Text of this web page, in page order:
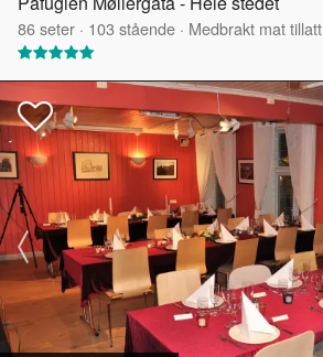
86seter · 103 stående · Medbrakt mat tillatt